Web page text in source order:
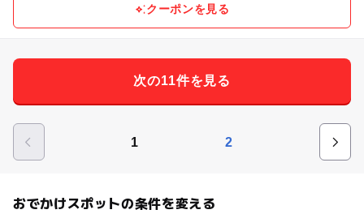
クーポンを見る
次の11件を見る
1 2
おでかけスポットの条件を変える